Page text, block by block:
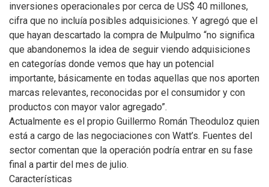
inversiones operacionales por cerca de US$ 40 millones,
cifra que no incluía posibles adquisiciones. Y agregó que el
que hayan descartado la compra de Mulpulmo “no significa
que abandonemos la idea de seguir viendo adquisiciones
en categorías donde vemos que hay un potencial
importante, básicamente en todas aquellas que nos aporten
marcas relevantes, reconocidas por el consumidor y con
productos con mayor valor agregado”.
Actualmente es el propio Guillermo Román Theoduloz quien
está a cargo de las negociaciones con Watt’s. Fuentes del
sector comentan que la operación podría entrar en su fase
final a partir del mes de julio.
Características